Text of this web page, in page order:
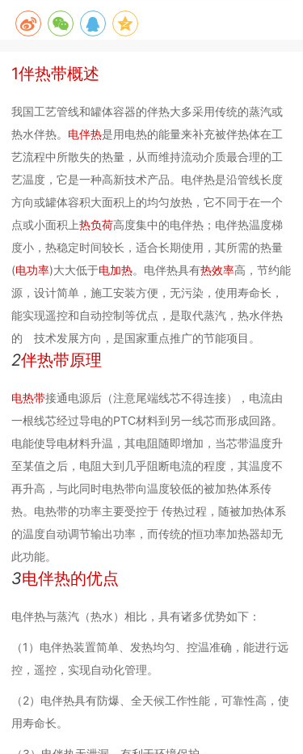
1伴热带概述
我国工艺管线和罐体容器的伴热大多采用传统的蒸汽或
热水伴热。 电伴热是用电热的能量来补充被伴热体在工
艺流程中所散失的热量，从而维持流动介质最合理的工
艺温度，它是一种高新技术产品。电伴热是沿管线长度
方向或罐体容积大面积上的均匀放热，它不同于在一个
点或小面积上热负荷高度集中的电伴热；电伴热温度梯
度小，热稳定时间较长，适合长期使用，其所需的热量
(电功率)大大低于电加热。电伴热具有热效率高，节约能
源，设计简单，施工安装方便，无污染，使用寿命长，
能实现遥控和自动控制等优点，是取代蒸汽，热水伴热
的 技术发展方向，是国家重点推广的节能项目。
2伴热带原理
电热带接通电源后（注意尾端线芯不得连接），电流由
一根线芯经过导电的PTC材料到另一线芯而形成回路。
电能使导电材料升温，其电阻随即增加，当芯带温度升
至某值之后，电阻大到几乎阻断电流的程度，其温度不
再升高，与此同时电热带向温度较低的被加热体系传
热。电热带的功率主要受控于 传热过程，随被加热体系
的温度自动调节输出功率，而传统的恒功率加热器却无
此功能。
3电伴热的优点
电伴热与蒸汽（热水）相比，具有诸多优势如下：
（1）电伴热装置简单、发热均匀、控温准确，能进行远
控，遥控，实现自动化管理。
（2）电伴热具有防爆、全天候工作性能，可靠性高，使
用寿命长。